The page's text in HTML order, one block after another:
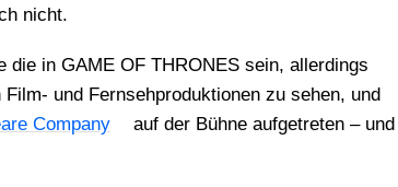
nicht.
die in GAME OF THRONES sein, aller­dings
und Fern­seh­pro­duk­tio­nen zu sehen, und
Com­pa­ny
auf der Büh­ne auf­ge­tre­ten – und